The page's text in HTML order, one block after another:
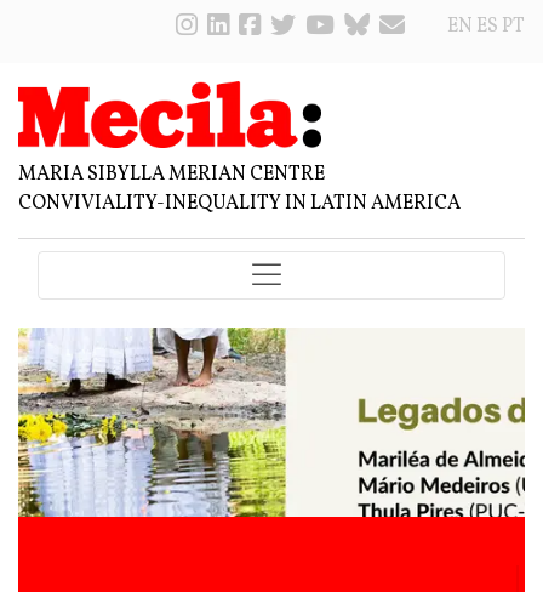
EN ES PT
MARIA SIBYLLA MERIAN CENTRE
CONVIVIALITY-INEQUALITY IN LATIN AMERICA